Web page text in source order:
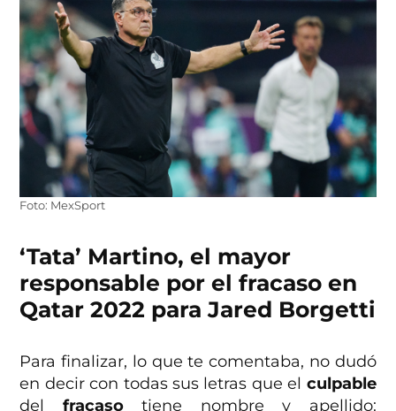
Foto: MexSport
‘Tata’ Martino, el mayor
responsable por el fracaso en
Qatar 2022 para Jared Borgetti
Para finalizar, lo que te comentaba, no dudó
en decir con todas sus letras que el culpable
del
fracasotiene nombre y apellido: